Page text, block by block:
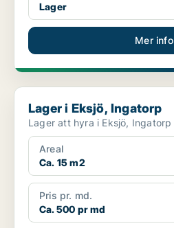
Lager
Mer info
Lager i Eksjö, Ingatorp
Lager i Eksjö, Ingatorp
Lager att hyra i Eksjö, Ingatorp
Areal
Ca. 15 m2
Pris pr. md.
Ca. 500 pr md